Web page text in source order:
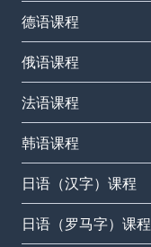
德语课程
俄语课程
法语课程
韩语课程
日语（汉字）课程
日语（罗马字）课程